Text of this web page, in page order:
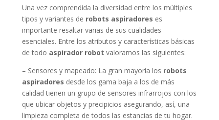
Una vez comprendida la diversidad entre los múltiples
tipos y variantes de robots aspiradores es
importante resaltar varias de sus cualidades
esenciales. Entre los atributos y características básicas
de todo aspirador robot valoramos las siguientes:
– Sensores y mapeado: La gran mayoría los robots
aspiradores desde los gama baja a los de más
calidad tienen un grupo de sensores infrarrojos con los
que ubicar objetos y precipicios asegurando, así, una
limpieza completa de todos las estancias de tu hogar.